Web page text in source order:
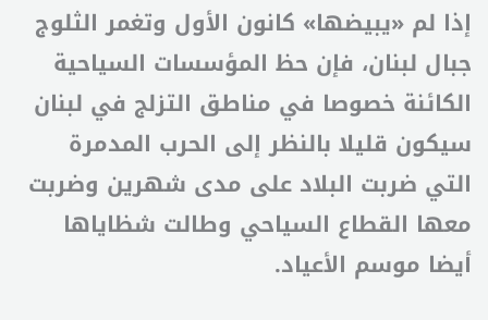
إذا لم «يبيضها» كانون الأول وتغمر الثلوج
جبال لبنان، فإن حظ المؤسسات السياحية
الكائنة خصوصا في مناطق التزلج في لبنان
سيكون قليلا بالنظر إلى الحرب المدمرة
التي ضربت البلاد على مدى شهرين وضربت
معها القطاع السياحي وطالت شظاياها
أيضا موسم الأعياد.